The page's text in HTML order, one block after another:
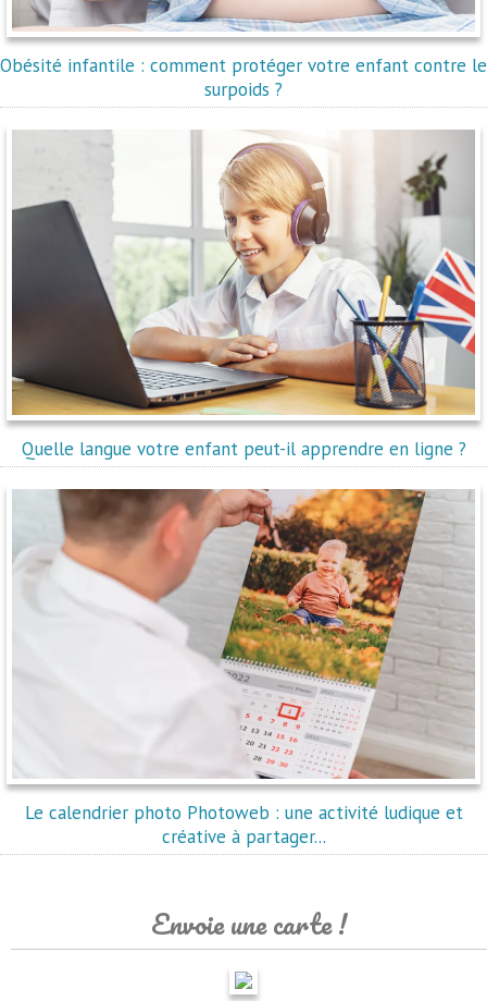
Obésité infantile : comment protéger votre enfant contre le
surpoids ?
Quelle langue votre enfant peut-il apprendre en ligne ?
Le calendrier photo Photoweb : une activité ludique et
créative à partager...
Envoie une carte !